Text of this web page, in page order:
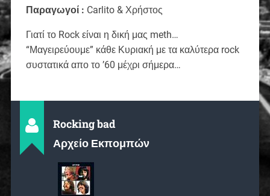
Παραγωγοί : Carlito & Χρήστος
Γιατί το Rock είναι η δική μας meth…
“Μαγειρεύουμε” κάθε Κυριακή με τα καλύτερα rock
συστατικά απο το ’60 μέχρι σήμερα…
Rocking bad
Αρχείο Εκπομπών